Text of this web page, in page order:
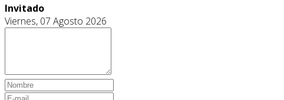
Invitado
Viernes, 07 Agosto 2026